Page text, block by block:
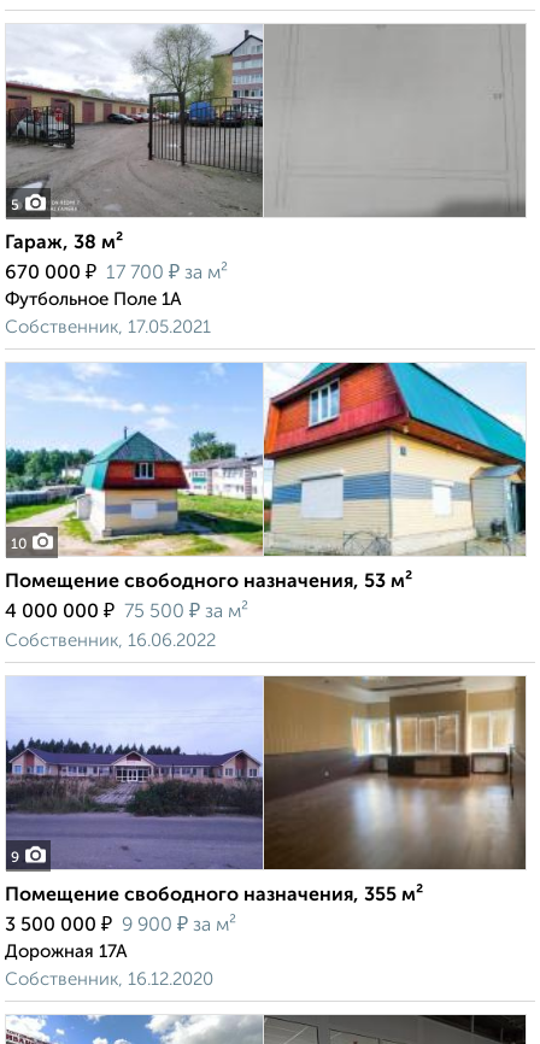
5
Гараж, 38 м²
670 000 ₽ 17 700 ₽ за м²
Футбольное Поле 1А
Собственник, 17.05.2021
10
Помещение свободного назначения, 53 м²
4 000 000 ₽ 75 500 ₽ за м²
Собственник, 16.06.2022
9
Помещение свободного назначения, 355 м²
3 500 000 ₽ 9 900 ₽ за м²
Дорожная 17А
Собственник, 16.12.2020